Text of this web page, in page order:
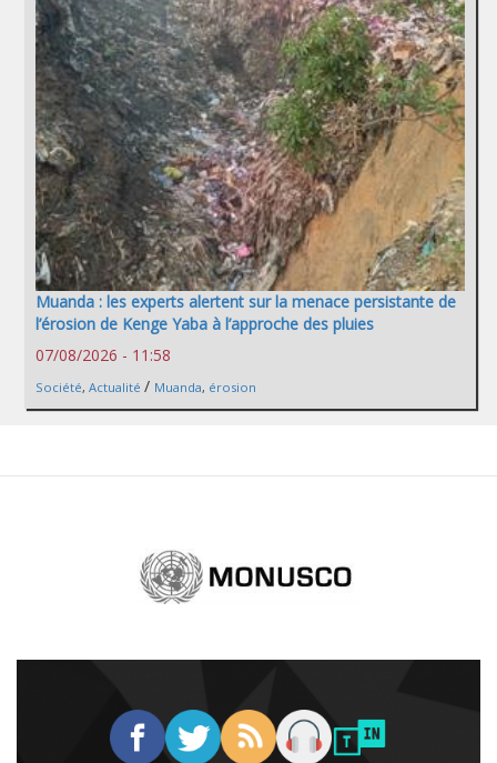
Muanda : les experts alertent sur la menace persistante de
l’érosion de Kenge Yaba à l’approche des pluies
07/08/2026 - 11:58
Société, Actualité / Muanda, érosion